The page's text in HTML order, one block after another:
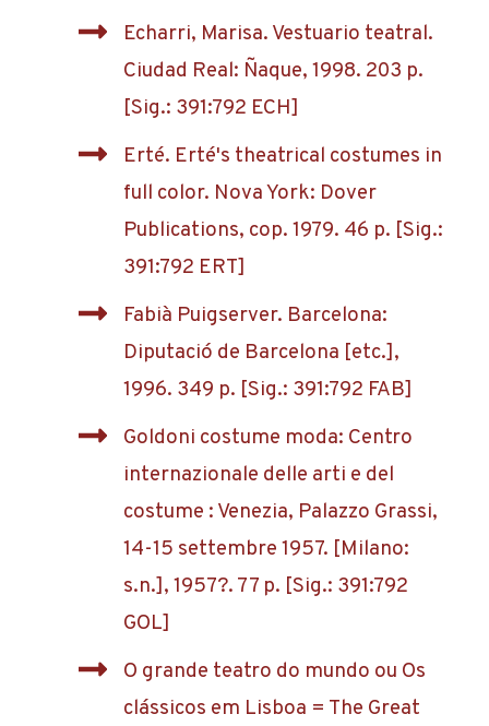
Echarri, Marisa. Vestuario teatral.
Ciudad Real: Ñaque, 1998. 203 p.
[Sig.: 391:792 ECH]
Erté. Erté's theatrical costumes in
full color. Nova York: Dover
Publications, cop. 1979. 46 p. [Sig.:
391:792 ERT]
Fabià Puigserver. Barcelona:
Diputació de Barcelona [etc.],
1996. 349 p. [Sig.: 391:792 FAB]
Goldoni costume moda: Centro
internazionale delle arti e del
costume : Venezia, Palazzo Grassi,
14-15 settembre 1957. [Milano:
s.n.], 1957?. 77 p. [Sig.: 391:792
GOL]
O grande teatro do mundo ou Os
clássicos em Lisboa = The Great